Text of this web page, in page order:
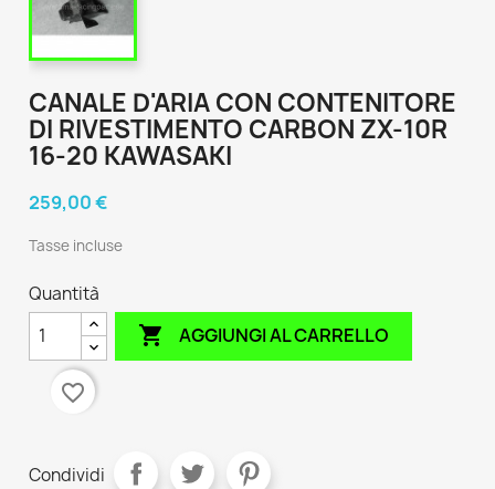
CANALE D'ARIA CON CONTENITORE
DI RIVESTIMENTO CARBON ZX-10R
16-20 KAWASAKI
259,00 €
Tasse incluse
Quantità
 AGGIUNGI AL CARRELLO
favorite_border
Condividi